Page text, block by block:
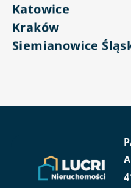
Katowice
Kraków
Siemianowice